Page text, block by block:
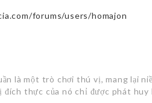
forums/users/homajon
là một trò chơi thú vị, mang lại
thực của nó chỉ được phát